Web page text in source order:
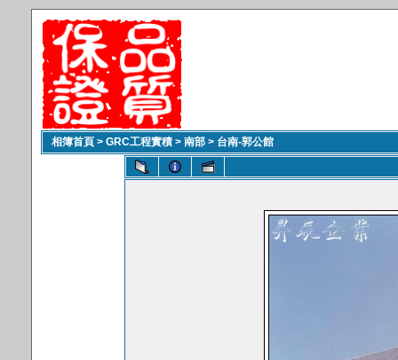
相簿首頁 > GRC工程實積 > 南部 > 台南-郭公館